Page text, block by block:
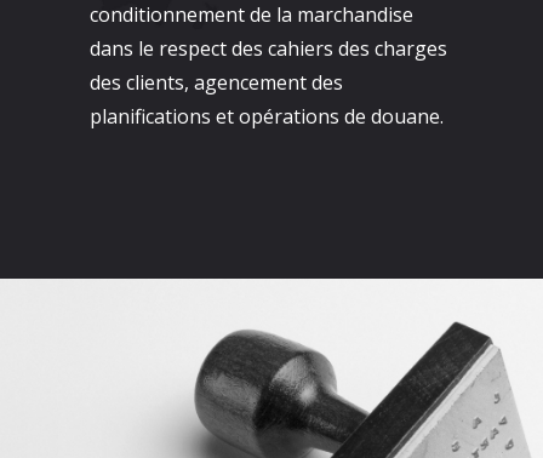
conditionnement de la marchandise
dans le respect des cahiers des charges
des clients, agencement des
planifications et opérations de douane.